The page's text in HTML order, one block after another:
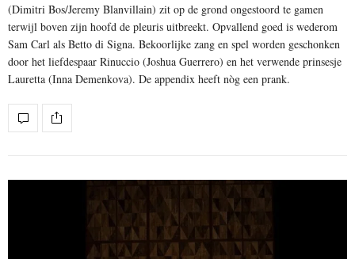
(Dimitri Bos/Jeremy Blanvillain) zit op de grond ongestoord te gamen
terwijl boven zijn hoofd de pleuris uitbreekt. Opvallend goed is wederom
Sam Carl als Betto di Signa. Bekoorlijke zang en spel worden geschonken
door het liefdespaar Rinuccio (Joshua Guerrero) en het verwende prinsesje
Lauretta (Inna Demenkova). De appendix heeft nòg een prank.